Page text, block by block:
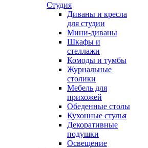
Студия
Диваны и кресла
для студии
Мини-диваны
Шкафы и
стеллажи
Комоды и тумбы
Журнальные
столики
Мебель для
прихожей
Обеденные столы
Кухонные стулья
Декоративные
подушки
Освещение